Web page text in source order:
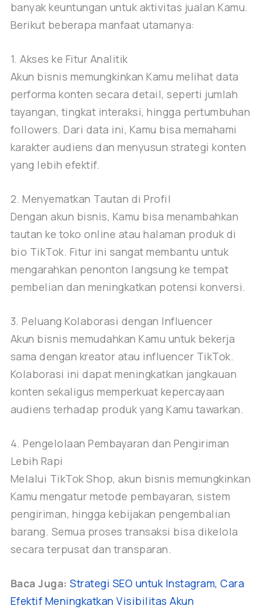
banyak keuntungan untuk aktivitas jualan Kamu.
Berikut beberapa manfaat utamanya:
1. Akses ke Fitur Analitik
Akun bisnis memungkinkan Kamu melihat data
performa konten secara detail, seperti jumlah
tayangan, tingkat interaksi, hingga pertumbuhan
followers. Dari data ini, Kamu bisa memahami
karakter audiens dan menyusun strategi konten
yang lebih efektif.
2. Menyematkan Tautan di Profil
Dengan akun bisnis, Kamu bisa menambahkan
tautan ke toko online atau halaman produk di
bio TikTok. Fitur ini sangat membantu untuk
mengarahkan penonton langsung ke tempat
pembelian dan meningkatkan potensi konversi.
3. Peluang Kolaborasi dengan Influencer
Akun bisnis memudahkan Kamu untuk bekerja
sama dengan kreator atau influencer TikTok.
Kolaborasi ini dapat meningkatkan jangkauan
konten sekaligus memperkuat kepercayaan
audiens terhadap produk yang Kamu tawarkan.
4. Pengelolaan Pembayaran dan Pengiriman
Lebih Rapi
Melalui TikTok Shop, akun bisnis memungkinkan
Kamu mengatur metode pembayaran, sistem
pengiriman, hingga kebijakan pengembalian
barang. Semua proses transaksi bisa dikelola
secara terpusat dan transparan.
Baca Juga: Strategi SEO untuk Instagram, Cara
Efektif Meningkatkan Visibilitas Akun